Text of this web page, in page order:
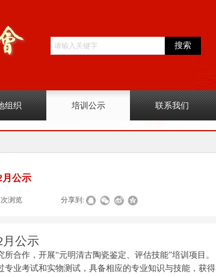
搜索
组织 培训公示 联系我们
月公示
次浏览 分享到:
月公示
所合作，开展“元明清古陶瓷鉴定、评估技能”培训项目。
专业考试和实物测试，具备相应的专业知识与技能，获得